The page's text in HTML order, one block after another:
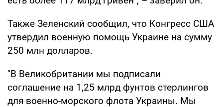
Также Зеленский сообщил, что Конгресс США
утвердил военную помощь Украине на сумму
250 млн долларов.
"В Великобритании мы подписали
соглашение на 1,25 млрд фунтов стерлингов
для военно-морского флота Украины. Мы